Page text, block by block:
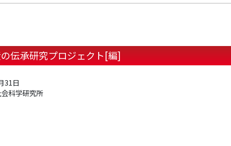
伝承研究プロジェクト[編]
31日
科学研究所